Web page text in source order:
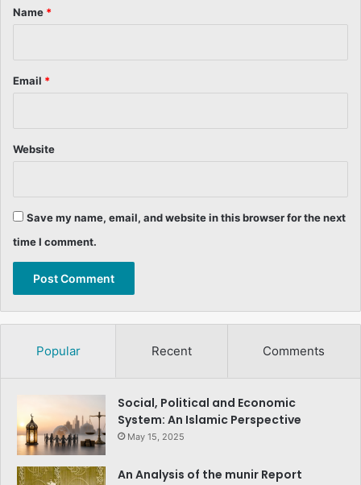
*
Name *
Email *
Website
Save my name, email, and website in this browser for the next
time I comment.
Popular Recent Comments
Social, Political and Economic
System: An Islamic Perspective
May 15, 2025
An Analysis of the munir Report